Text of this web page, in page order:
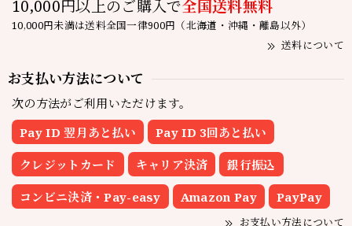
10,000円以上のご購入で全国送料無料
10,000円未満は送料全国一律900円（北海道・沖縄・離島以外）
送料について
お支払い方法について
次の方法がご利用いただけます。
Pay ID 翌月あと払い
Pay ID 3回あと払い
クレジットカード キャリア決済 銀行振込
コンビニ決済・Pay-easy Amazon Pay PayPay
お支払い方法について